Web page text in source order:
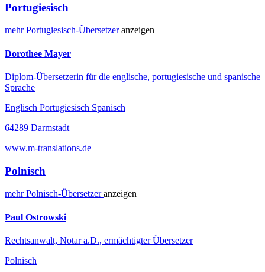
Portugiesisch
mehrPortugiesisch-Übersetzeranzeigen
Dorothee Mayer
Diplom-Übersetzerin für die englische, portugiesische und spanische
Sprache
Englisch Portugiesisch Spanisch
64289 Darmstadt
www.m-translations.de
Polnisch
mehrPolnisch-Übersetzeranzeigen
Paul Ostrowski
Rechtsanwalt, Notar a.D., ermächtigter Übersetzer
Polnisch